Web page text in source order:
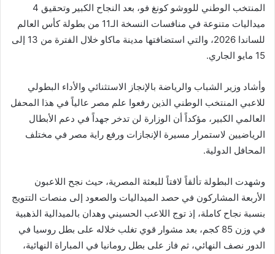
المنتخب الوطني للووشو كونغ فو، بعد النجاح الكبير وتحقيق 4
ميداليات متنوعة في منافسات النسخة الـ11 من بطولة كأس العالم
للساندا 2026، والتي استضافتها مدينة ماكاو خلال الفترة من 13 إلى
15 مايو الجاري.
وأشاد وزير الشباب والرياضة بالإنجاز الاستثنائي والأداء البطولي
للاعبي المنتخب الوطني الذين رفعوا علم مصر عالياً في هذا المحفل
العالمي الكبير، مؤكداً أن الوزارة لن تدخر جهداً في دعم الأبطال
الرياضيين لاستمرار مسيرة الإنجازات ورفع راية مصر في مختلف
المحافل الدولية.
وشهدت البطولة تألقاً لافتاً للبعثة المصرية، حيث نجح اللاعبون
الأربعة المشاركون في حصد الميداليات والصعود إلى منصات التتويج
بنسبة نجاح كاملة، إذ توج اللاعب الحسيني وهدان بالميدالية الذهبية
في وزن 85 كجم، بعد مشوار قوي تغلب خلاله على بطل روسيا في
الدور نصف النهائي، ثم فاز على بطل رومانيا في المباراة النهائية،